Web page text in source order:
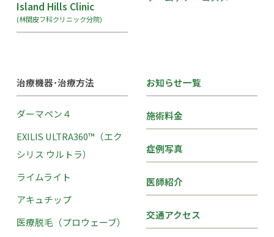
Island Hills Clinic
(林間皮フ科クリニック分院)
治療機器･治療方法
ダーマペン４
EXILIS ULTRA360™（エク
シリス ウルトラ）
ライムライト
アキュチップ
医療脱毛（プロウェーブ）
お知らせ一覧
施術料金
症例写真
医師紹介
交通アクセス